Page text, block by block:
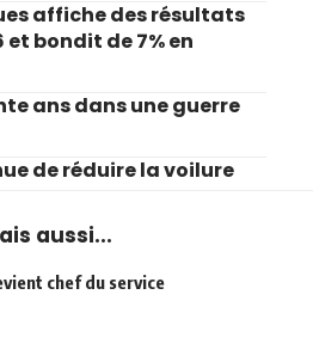
affiche des résultats
et bondit de 7% en
ans dans une guerre
de réduire la voilure
aussi...
chef du service